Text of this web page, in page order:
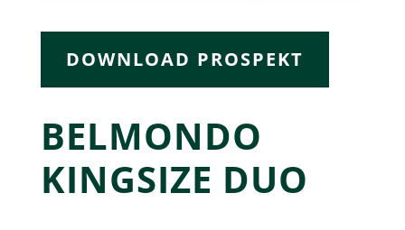
DOWNLOAD PROSPEKT
BELMONDO
KINGSIZE DUO